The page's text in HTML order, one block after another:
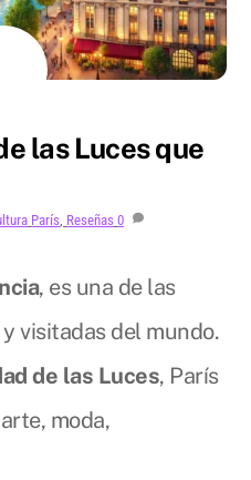
las Luces que
París, Reseñas 0
, es una de las
visitadas del mundo.
de las Luces, París
moda,